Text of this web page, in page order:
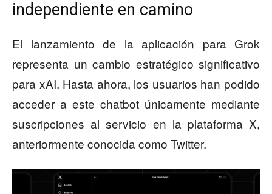
independiente en camino
El lanzamiento de la aplicación para Grok
representa un cambio estratégico significativo
para xAI. Hasta ahora, los usuarios han podido
acceder a este chatbot únicamente mediante
suscripciones al servicio en la plataforma X,
anteriormente conocida como Twitter.